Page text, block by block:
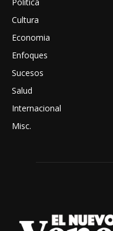
Cultura
Economia
Enfoques
Sucesos
Salud
Internacional
Misc.